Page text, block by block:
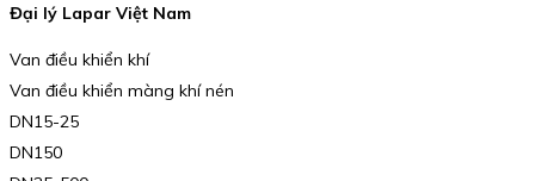
Đại lý Lapar Việt Nam
Van điều khiển khí
Van điều khiển màng khí nén
DN15-25
DN150